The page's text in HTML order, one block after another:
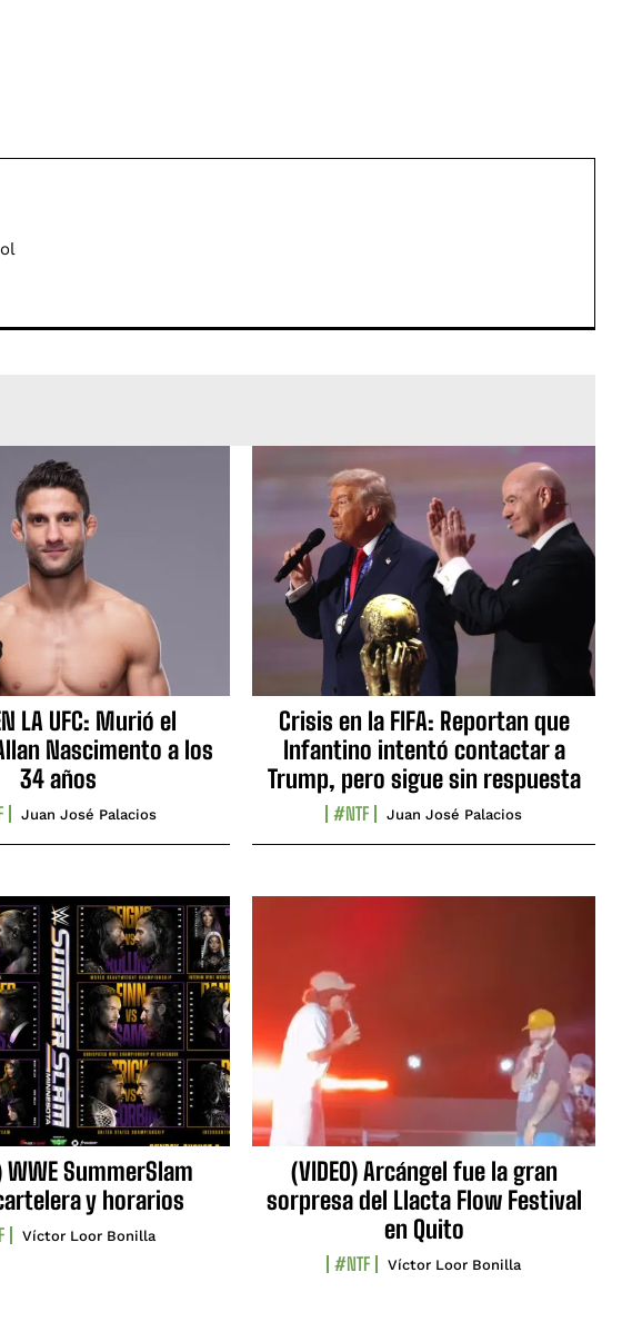
LA UFC: Murió el
Nascimento a los
34 años
Juan José Palacios
Crisis en la FIFA: Reportan que
Infantino intentó contactar a
Trump, pero sigue sin respuesta
#NTF Juan José Palacios
WWE SummerSlam
y horarios
Víctor Loor Bonilla
(VIDEO) Arcángel fue la gran
sorpresa del Llacta Flow Festival
en Quito
#NTF Víctor Loor Bonilla